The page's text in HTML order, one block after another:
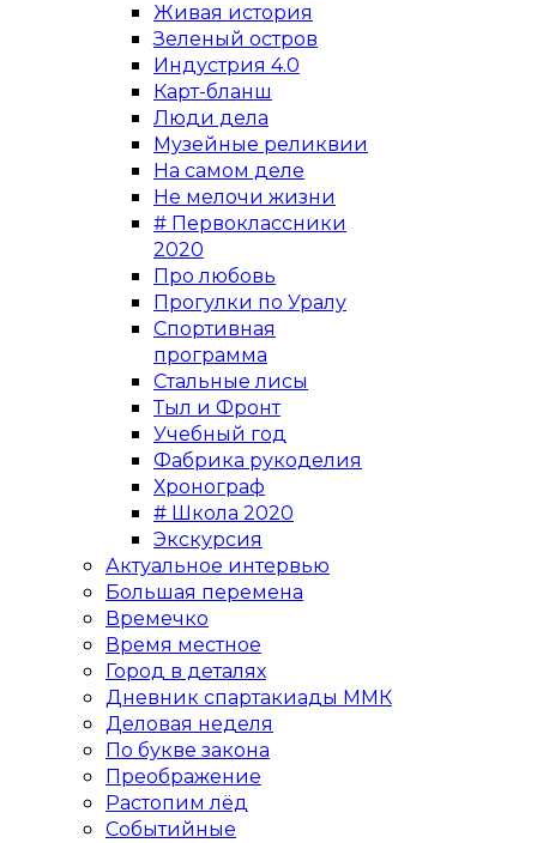
Живая история
Зеленый остров
Индустрия 4.0
Карт-бланш
Люди дела
Музейные реликвии
На самом деле
Не мелочи жизни
# Первоклассники
2020
Про любовь
Прогулки по Уралу
Спортивная
программа
Стальные лисы
Тыл и Фронт
Учебный год
Фабрика рукоделия
Хронограф
# Школа 2020
Экскурсия
Актуальное интервью
Большая перемена
Времечко
Время местное
Город в деталях
Дневник спартакиады ММК
Деловая неделя
По букве закона
Преображение
Растопим лёд
Событийные